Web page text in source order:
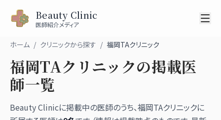
Beauty Clinic
医師紹介メディア
ホーム / クリニックから探す / 福岡TAクリニック
福岡TAクリニックの掲載医
師一覧
Beauty Clinicに掲載中の医師のうち、福岡TAクリニックに